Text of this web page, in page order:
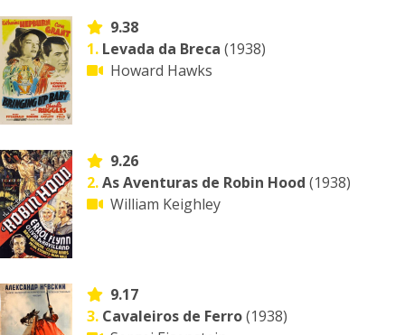
9.38
1. Levada da Breca (1938)
Howard Hawks
9.26
2.As Aventuras de Robin Hood (1938)
William Keighley
9.17
3. Cavaleiros de Ferro(1938)